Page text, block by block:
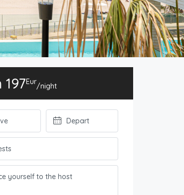
197Eur/night